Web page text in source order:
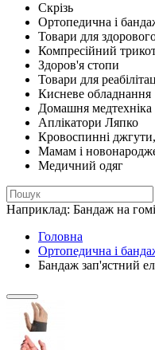
Скрізь
Ортопедична і
Товари для
Компресійний
Здоров'я стопи
Товари для
Кисневе обладнання
Домашня медтехніка
Аплікатори Ляпко
Кровоспинні
Мамам і
Медичний одяг
Наприклад: Бандаж на
Головна
Ортопедична і
Бандаж зап'ястний